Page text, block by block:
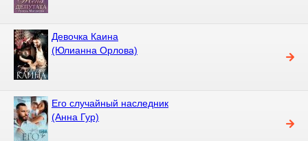
Девочка Каина
(Юлианна Орлова)
Его случайный наследник
(Анна Гур)